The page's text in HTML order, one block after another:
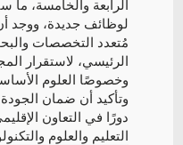
الرابعة والخامسة،
لوظائف جديدة، ووجد
مُتعدد التخصصات
الرئيسي، لاستقرار
وخصوصًا العلوم
وتأكيد أن ضمان الجودة
دورًا في التعاون
التعليم والعلوم